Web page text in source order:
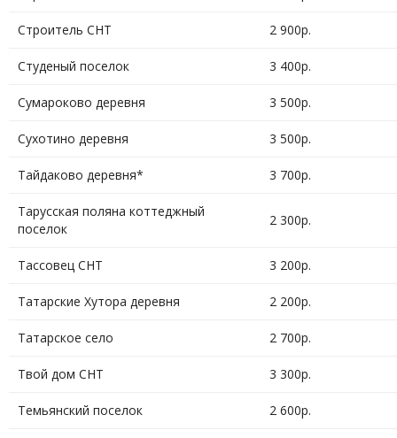
Строитель СНТ 2 900р.
Студеный поселок 3 400р.
Сумароково деревня 3 500р.
Сухотино деревня 3 500р.
Тайдаково деревня* 3 700р.
Тарусская поляна коттеджный
поселок
2 300р.
Тассовец СНТ 3 200р.
Татарские Хутора деревня 2 200р.
Татарское село 2 700р.
Твой дом СНТ 3 300р.
Темьянский поселок 2 600р.